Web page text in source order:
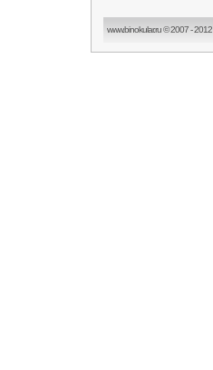
www.binokular.ru © 2007 - 2012